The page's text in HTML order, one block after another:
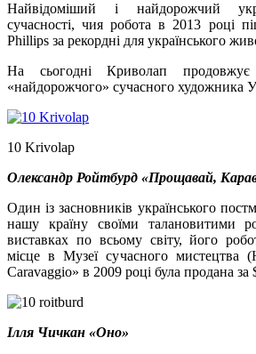
Найвідоміший і найдорожчий
сучасності, чия робота в 2013 році
Phillips за рекордні для українського
На сьогодні Криволап продовжує
«найдорожчого» сучасного художника
10 Krivolap
Олександр Ройтбурд «Прощавай,
Один із засновників українського
нашу країну своїми талановитими
виставках по всьому світу, його
місце в Музеї сучасного мистецтва
Caravaggio» в 2009 році була продана за
Ілля Чичкан «Оно»